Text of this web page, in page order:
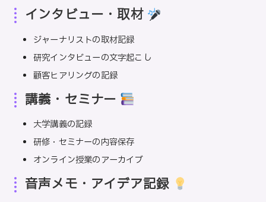
インタビュー・取材
ジャーナリストの取材記録
研究インタビューの文字起こし
顧客ヒアリングの記録
講義・セミナー
大学講義の記録
研修・セミナーの内容保存
オンライン授業のアーカイブ
音声メモ・アイデア記録